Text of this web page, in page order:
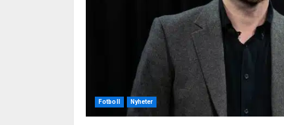
Fotboll Nyheter